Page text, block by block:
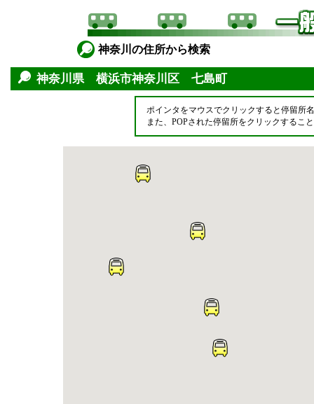
神奈川の住所から検索
神奈川県 横浜市神奈川区 七島町
ポインタをマウスでクリックすると停留所
また、POPされた停留所をクリックするこ